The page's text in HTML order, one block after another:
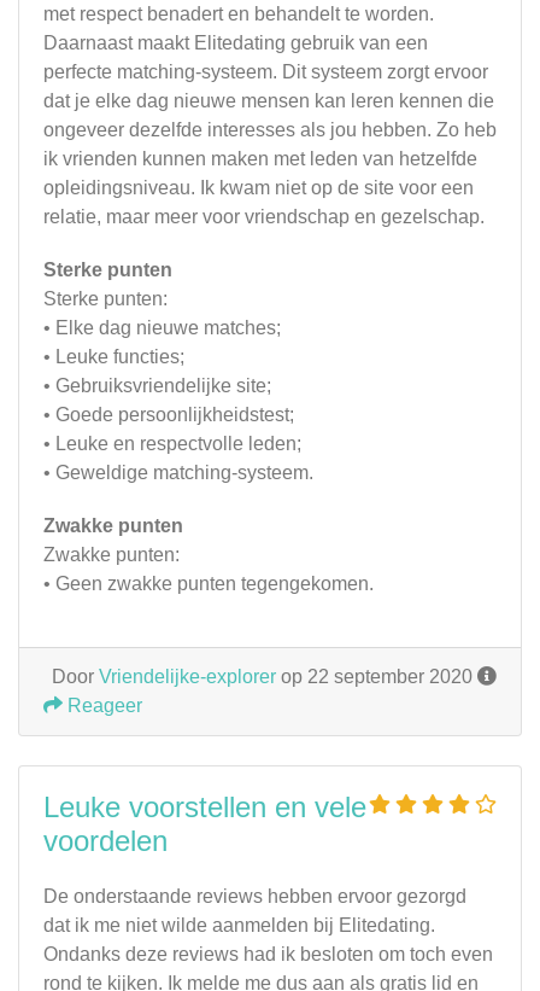
met respect benadert en behandelt te worden.
Daarnaast maakt Elitedating gebruik van een
perfecte matching-systeem. Dit systeem zorgt ervoor
dat je elke dag nieuwe mensen kan leren kennen die
ongeveer dezelfde interesses als jou hebben. Zo heb
ik vrienden kunnen maken met leden van hetzelfde
opleidingsniveau. Ik kwam niet op de site voor een
relatie, maar meer voor vriendschap en gezelschap.
Sterke punten
Sterke punten:
• Elke dag nieuwe matches;
• Leuke functies;
• Gebruiksvriendelijke site;
• Goede persoonlijkheidstest;
• Leuke en respectvolle leden;
• Geweldige matching-systeem.
Zwakke punten
Zwakke punten:
• Geen zwakke punten tegengekomen.
Door Vriendelijke-explorer op 22 september 2020
Reageer
Leuke voorstellen en vele
voordelen
De onderstaande reviews hebben ervoor gezorgd
dat ik me niet wilde aanmelden bij Elitedating.
Ondanks deze reviews had ik besloten om toch even
rond te kijken. Ik melde me dus aan als gratis lid en